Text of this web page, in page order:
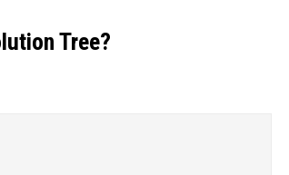
Tree?